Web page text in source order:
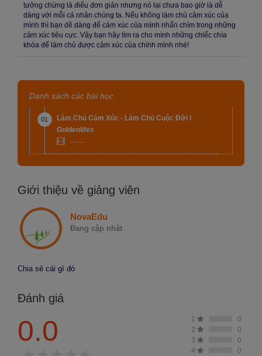
tưởng chừng là điểu đơn giản nhưng nó lại chưa bao giờ là dễ
dàng với mỗi cá nhân chúng ta. Nếu không làm chủ cảm xúc của
mình thì bạn dẽ dàng để cảm xúc của mình nhấn chìm trong những
cảm xúc tiêu cực. Vậy bạn hãy tìm ra cho mình những chiếc chìa
khóa để làm chủ được cảm xúc của chính mình nhé!
Danh sách các bài học
Làm Chủ Cảm Xúc - Làm Chủ Cuộc Đời l
Goldenlifes
--:--
01
Giới thiệu về giảng viên
NovaEdu
Đang cập nhật
Chia sẻ cái gì đó
Đánh giá
0.0 1
0
2
0
3
0
4
0